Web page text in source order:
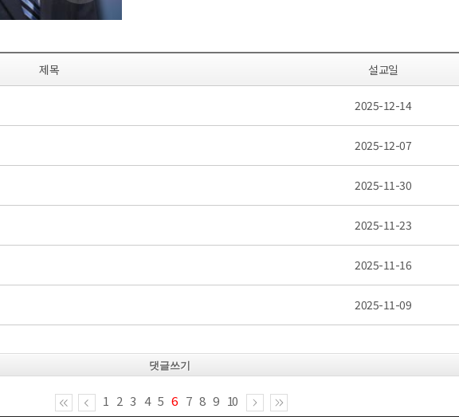
제목 설교일
2025-12-14
2025-12-07
2025-11-30
2025-11-23
2025-11-16
2025-11-09
댓글쓰기
1 2 3 4 5 6 7 8 9 10